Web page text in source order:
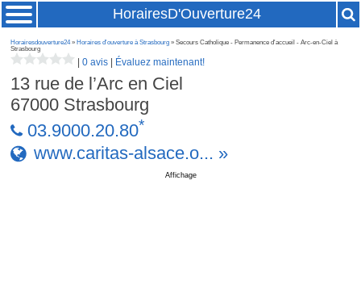
HorairesD'Ouverture24
Horairesdouverture24» Horaires d'ouverture à Strasbourg » Secours Catholique - Permanence d'accueil - Arc-en-Ciel à
Strasbourg
|0 avis Évaluez maintenant!
13 rue de l’Arc en Ciel
67000 Strasbourg
03.9000.20.80*
www.caritas-alsace.o... »
Affichage